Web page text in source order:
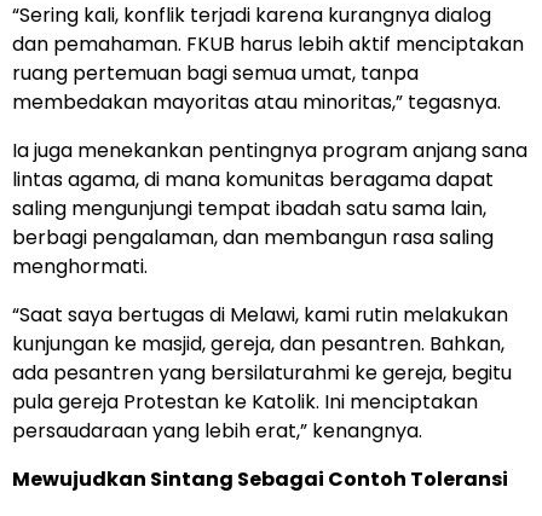
“Sering kali, konflik terjadi karena kurangnya dialog
dan pemahaman. FKUB harus lebih aktif menciptakan
ruang pertemuan bagi semua umat, tanpa
membedakan mayoritas atau minoritas,” tegasnya.
Ia juga menekankan pentingnya program anjang sana
lintas agama, di mana komunitas beragama dapat
saling mengunjungi tempat ibadah satu sama lain,
berbagi pengalaman, dan membangun rasa saling
menghormati.
“Saat saya bertugas di Melawi, kami rutin melakukan
kunjungan ke masjid, gereja, dan pesantren. Bahkan,
ada pesantren yang bersilaturahmi ke gereja, begitu
pula gereja Protestan ke Katolik. Ini menciptakan
persaudaraan yang lebih erat,” kenangnya.
Mewujudkan Sintang Sebagai Contoh Toleransi